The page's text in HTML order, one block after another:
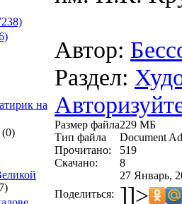
на
(0)
Автор:
Раздел:
Размер файла229 МБ
Тип файла
Document
Прочитано:
519
Скачано:
8
27 Январь,
Поделиться: ]]>